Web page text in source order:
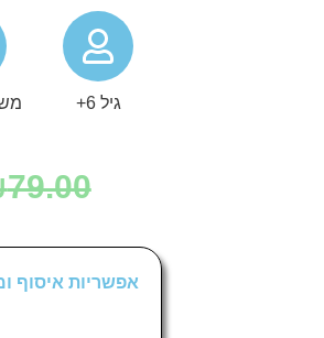
גיל 6+
79.00
אפשריות איסוף